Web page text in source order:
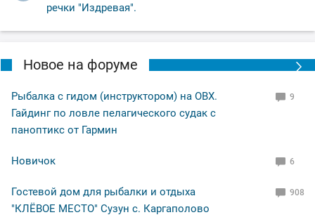
речки "Издревая".
Новое на форуме
Рыбалка с гидом (инструктором) на ОВХ.
Гайдинг по ловле пелагического судак с
паноптикс от Гармин
9
Новичок 6
Гостевой дом для рыбалки и отдыха
"КЛЁВОЕ МЕСТО" Сузун с. Каргаполово
908